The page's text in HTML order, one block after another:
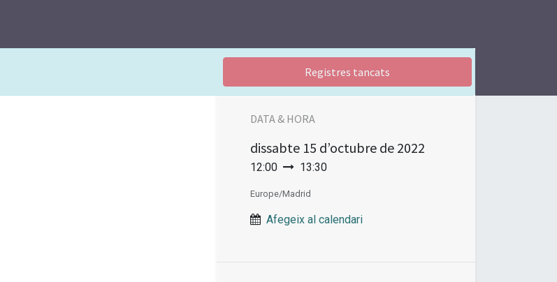
Registres tancats
DATA & HORA
dissabte 15 d’octubre de 2022
12:00 13:30
Europe/Madrid
Afegeix al calendari